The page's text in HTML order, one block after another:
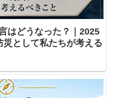
はどうなった？｜2025
として私たちが考える